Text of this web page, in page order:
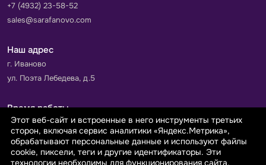
+7 (4932) 23-58-52
sales@sarafanovo.com
Наш адрес
г. Иваново
ул. Поэта Лебедева, д.5
Время работы
Пн-Пт с 9.00 до 18.00
Сб-Вс: выходной
Этот веб-сайт и встроенные в него инструменты третьих
сторон, включая сервис аналитики «Яндекс.Метрика»,
обрабатывают персональные данные и используют файлы
cookie, пиксели, теги и другие идентификаторы. Эти
технологии необходимы для функционирования сайта,